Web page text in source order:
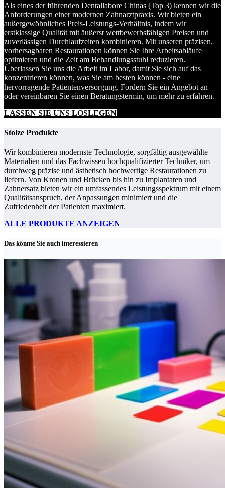
Als eines der führenden Dentallabore Chinas (Top 3) kennen wir die
Anforderungen einer modernen Zahnarztpraxis. Wir bieten ein
außergewöhnliches Preis-Leistungs-Verhältnis, indem wir
erstklassige Qualität mit äußerst wettbewerbsfähigen Preisen und
zuverlässigen Durchlaufzeiten kombinieren. Mit unseren präzisen,
vorhersagbaren Restaurationen können Sie Ihre Arbeitsabläufe
optimieren und die Zeit am Behandlungsstuhl reduzieren.
Überlassen Sie uns die Arbeit im Labor, damit Sie sich auf das
konzentrieren können, was Sie am besten können - eine
hervorragende Patientenversorgung. Fordern Sie ein Angebot an
oder vereinbaren Sie einen Beratungstermin, um mehr zu erfahren.
LASSEN SIE UNS LOSLEGEN
Stolze Produkte
Wir kombinieren modernste Technologie, sorgfältig ausgewählte
Materialien und das Fachwissen hochqualifizierter Techniker, um
durchweg präzise und ästhetisch hochwertige Restaurationen zu
liefern. Von Kronen und Brücken bis hin zu Implantaten und
Zahnersatz bieten wir ein umfassendes Leistungsspektrum mit einem
Qualitätsanspruch, der Anpassungen minimiert und die
Zufriedenheit der Patienten maximiert.
ALLE PRODUKTE ANZEIGEN
Das könnte Sie auch interessieren